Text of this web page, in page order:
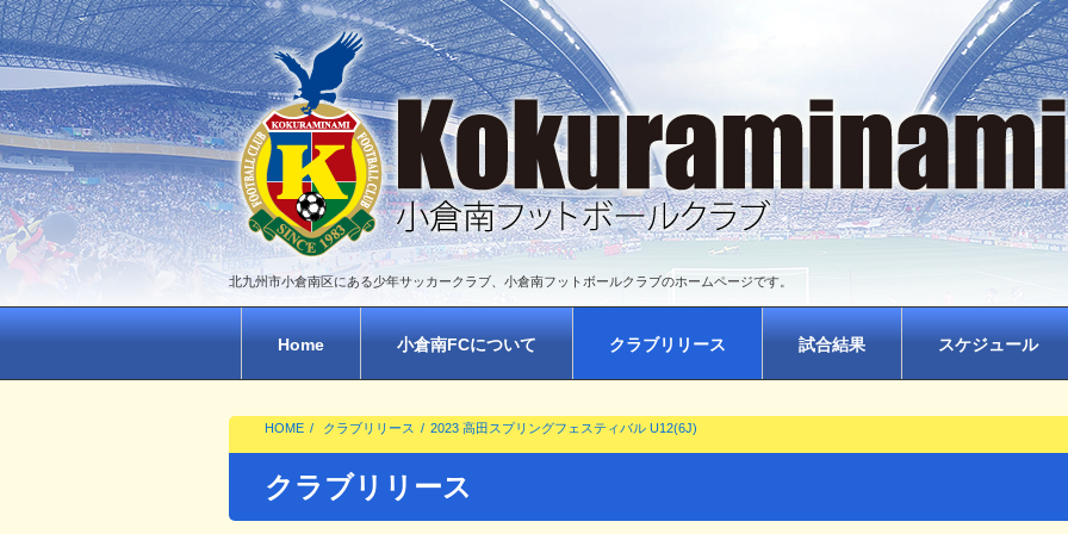
北九州市小倉南区にある少年サッカークラブ、小倉南フットボールクラブのホームページです。
Home 小倉南FCについて クラブリリース 試合結果 スケジュール
HOME クラブリリース 2023 高田スプリングフェスティバル U12(6J)
クラブリリース